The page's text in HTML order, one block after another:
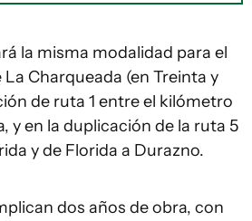
la misma modalidad para el
Charqueada (en Treinta y
de ruta 1 entre el kilómetro
y en la duplicación de la ruta 5
y de Florida a Durazno.
dos años de obra, con